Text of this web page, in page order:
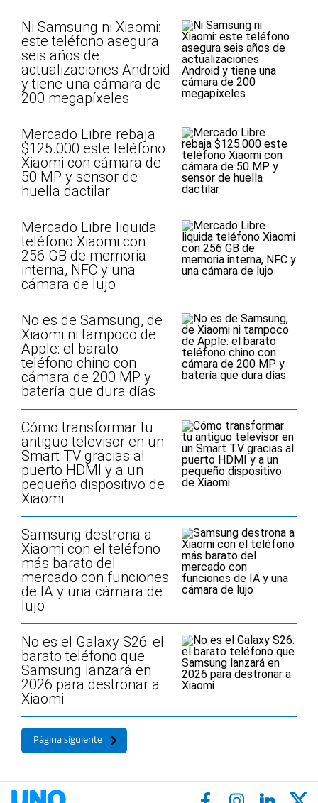
Ni Samsung ni Xiaomi:
este teléfono asegura
seis años de
actualizaciones Android
y tiene una cámara de
200 megapíxeles
Mercado Libre rebaja
$125.000 este teléfono
Xiaomi con cámara de
50 MP y sensor de
huella dactilar
Mercado Libre liquida
teléfono Xiaomi con
256 GB de memoria
interna, NFC y una
cámara de lujo
No es de Samsung, de
Xiaomi ni tampoco de
Apple: el barato
teléfono chino con
cámara de 200 MP y
batería que dura días
Cómo transformar tu
antiguo televisor en un
Smart TV gracias al
puerto HDMI y a un
pequeño dispositivo de
Xiaomi
Samsung destrona a
Xiaomi con el teléfono
más barato del
mercado con funciones
de IA y una cámara de
lujo
No es el Galaxy S26: el
barato teléfono que
Samsung lanzará en
2026 para destronar a
Xiaomi
Página siguiente